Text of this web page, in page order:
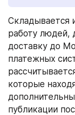
Складывается
работу людей,
доставку до
платежных
которые
публикации